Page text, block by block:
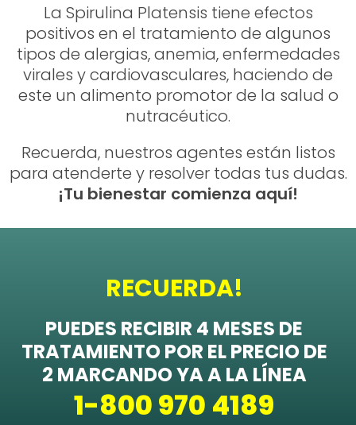
La Spirulina Platensis tiene efectos
positivos en el tratamiento de algunos
tipos de alergias, anemia, enfermedades
virales y cardiovasculares, haciendo de
este un alimento promotor de la salud o
nutracéutico.
Recuerda, nuestros agentes están listos
para atenderte y resolver todas tus dudas.
¡Tu bienestar comienza aquí!
RECUERDA!
PUEDES RECIBIR 4 MESES DE
TRATAMIENTO POR EL PRECIO DE
2 MARCANDO YA A LA LÍNEA
1-800 970 4189